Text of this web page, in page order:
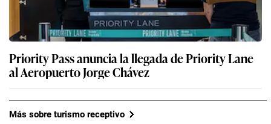
Priority Pass anuncia la llegada de Priority Lane
al Aeropuerto Jorge Chávez
Más sobre turismo receptivo